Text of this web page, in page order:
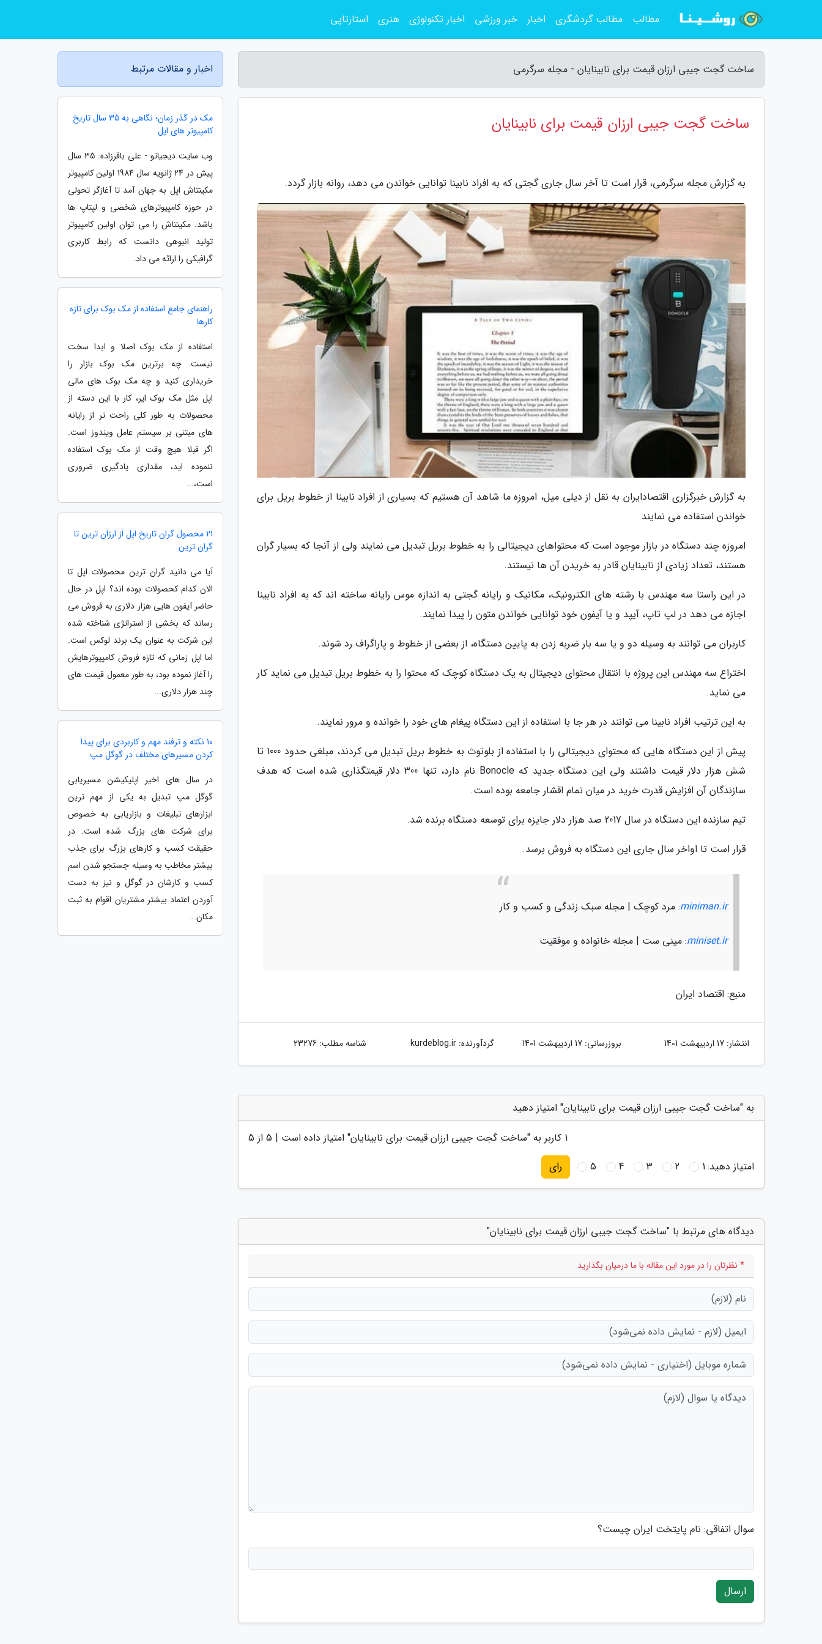
ساخت گجت جیبی ارزان قیمت برای نابینایان - مجله سرگرمی
ساخت گجت جیبی ارزان قیمت برای نابینایان
به گزارش مجله سرگرمی، قرار است تا آخر سال جاری گجتی که به افراد نابینا توانایی خواندن می دهد، روانه بازار گردد.
به گزارش خبرگزاری اقتصادایران به نقل از دیلی میل، امروزه ما شاهد آن هستیم که بسیاری از افراد نابینا از خطوط بریل برای
خواندن استفاده می نمایند.
امروزه چند دستگاه در بازار موجود است که محتواهای دیجیتالی را به خطوط بریل تبدیل می نمایند ولی از آنجا که بسیار گران
هستند، تعداد زیادی از نابینایان قادر به خریدن آن ها نیستند.
در این راستا سه مهندس با رشته های الکترونیک، مکانیک و رایانه گجتی به اندازه موس رایانه ساخته اند که به افراد نابینا
اجازه می دهد در لپ تاپ، آیپد و یا آیفون خود توانایی خواندن متون را پیدا نمایند.
کاربران می توانند به وسیله دو و یا سه بار ضربه زدن به پایین دستگاه، از بعضی از خطوط و پاراگراف رد شوند.
اختراع سه مهندس این پروژه با انتقال محتوای دیجیتال به یک دستگاه کوچک که محتوا را به خطوط بریل تبدیل می نماید کار
می نماید.
به این ترتیب افراد نابینا می توانند در هر جا با استفاده از این دستگاه پیغام های خود را خوانده و مرور نمایند.
پیش از این دستگاه هایی که محتوای دیجیتالی را با استفاده از بلوتوث به خطوط بریل تبدیل می کردند، مبلغی حدود 1000 تا
شش هزار دلار قیمت داشتند ولی این دستگاه جدید که Bonocle نام دارد، تنها 300 دلار قیمتگذاری شده است که هدف
سازندگان آن افزایش قدرت خرید در میان تمام اقشار جامعه بوده است.
تیم سازنده این دستگاه در سال 2017 صد هزار دلار جایزه برای توسعه دستگاه برنده شد.
قرار است تا اواخر سال جاری این دستگاه به فروش برسد.
miniman.ir: مرد کوچک | مجله سبک زندگی و کسب و کار
miniset.ir: مینی ست | مجله خانواده و موفقیت
منبع: اقتصاد ایران
انتشار: 17 اردیبهشت 1401 بروزرسانی: 17 اردیبهشت 1401 گردآورنده:kurdeblog.ir شناسه مطلب: 23276
به "ساخت گجت جیبی ارزان قیمت برای نابینایان" امتیاز دهید
1 کاربر به "ساخت گجت جیبی ارزان قیمت برای نابینایان" امتیاز داده است | 5 از 5
امتیاز دهید:1
2
3
4
5 رای
دیدگاه های مرتبط با "ساخت گجت جیبی ارزان قیمت برای نابینایان"
* نظرتان را در مورد این مقاله با ما درمیان بگذارید
سوال اتفاقی: نام پایتخت ایران چیست؟
ارسال
اخبار و مقالات مرتبط
مک در گذر زمان؛ نگاهی به 35 سال تاریخ
کامپیوتر های اپل
وب سایت دیجیاتو - علی باقرزاده: 35 سال
پیش در 24 ژانویه سال 1984 اولین کامپیوتر
مکینتاش اپل به جهان آمد تا آغازگر تحولی
در حوزه کامپیوترهای شخصی و لپتاپ ها
باشد. مکینتاش را می توان اولین کامپیوتر
تولید انبوهی دانست که رابط کاربری
گرافیکی را ارائه می داد.
راهنمای جامع استفاده از مک بوک برای تازه
کارها
استفاده از مک بوک اصلا و ابدا سخت
نیست. چه برترین مک بوک بازار را
خریداری کنید و چه مک بوک های مالی
اپل مثل مک بوک ایر، کار با این دسته از
محصولات به طور کلی راحت تر از رایانه
های مبتنی بر سیستم عامل ویندوز است.
اگر قبلا هیچ وقت از مک بوک استفاده
ننموده اید، مقداری یادگیری ضروری
است،...
21 محصول گران تاریخ اپل از ارزان ترین تا
گران ترین
آیا می دانید گران ترین محصولات اپل تا
الان کدام کحصولات بوده اند؟ اپل در حال
حاضر آیفون هایی هزار دلاری به فروش می
رساند که بخشی از استراتژی شناخته شده
این شرکت به عنوان یک برند لوکس است.
اما اپل زمانی که تازه فروش کامپیوترهایش
را آغاز نموده بود، به طور معمول قیمت های
چند هزار دلاری...
10 نکته و ترفند مهم و کاربردی برای پیدا
کردن مسیرهای مختلف در گوگل مپ
در سال های اخیر اپلیکیشن مسیریابی
گوگل مپ تبدیل به یکی از مهم ترین
ابزارهای تبلیغات و بازاریابی به خصوص
برای شرکت های بزرگ شده است. در
حقیقت کسب و کارهای بزرگ برای جذب
بیشتر مخاطب به وسیله جستجو شدن اسم
کسب و کارشان در گوگل و نیز به دست
آوردن اعتماد بیشتر مشتریان اقوام به ثبت
مکان...
مطالب مطالب گردشگری اخبار خبر ورزشی اخبار تکنولوژی هنری استارتاپی